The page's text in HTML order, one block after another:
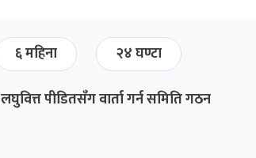
६ महिना २४ घण्टा
लघुवित्त पीडितसँग वार्ता गर्न समिति गठन